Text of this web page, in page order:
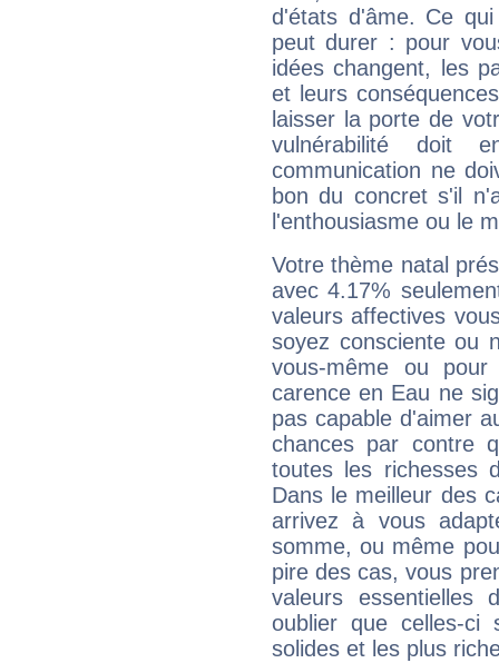
d'états d'âme. Ce
peut durer : pour
idées changent, les
et leurs
laisser la porte de
vulnérabilité doit
communication ne
bon du concret s'il
l'enthousiasme ou le
Votre thème natal
avec 4.17%
valeurs affectives
soyez consciente ou
vous-même ou
carence en Eau ne
pas capable d'aimer
chances par contre
toutes les richesses
Dans le meilleur des
arrivez à vous
somme, ou même
pire des cas, vous
valeurs
oublier que celles-
solides et les plus